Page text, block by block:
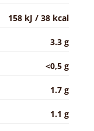
158 kJ / 38 kcal
3.3 g
<0,5 g
1.7 g
1.1 g